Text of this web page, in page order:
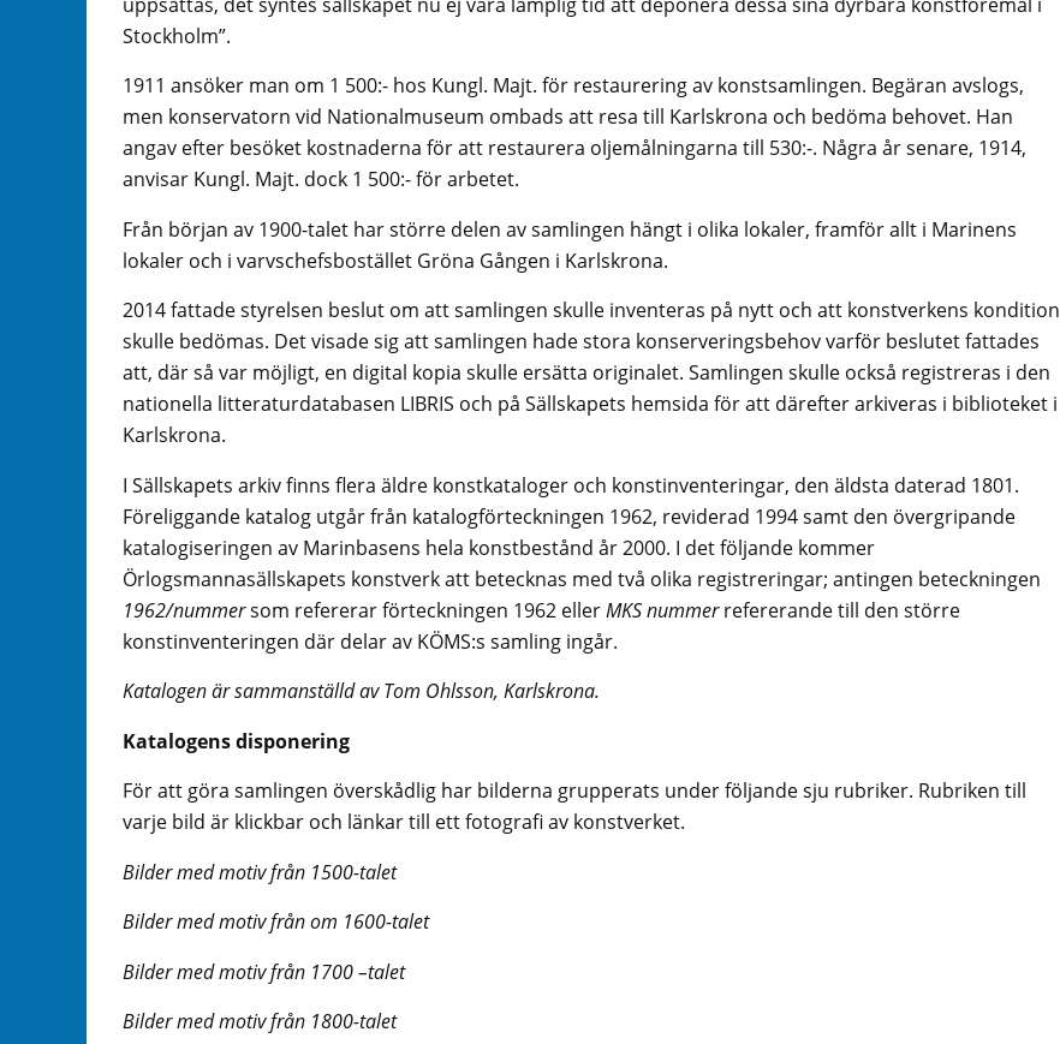
Stockholm”.
1911 ansöker man om 1 500:- hos Kungl. Majt. för restaurering av konstsamlingen. Begäran avslogs,
men konservatorn vid Nationalmuseum ombads att resa till Karlskrona och bedöma behovet. Han
angav efter besöket kostnaderna för att restaurera oljemålningarna till 530:-. Några år senare, 1914,
anvisar Kungl. Majt. dock 1 500:- för arbetet.
Från början av 1900-talet har större delen av samlingen hängt i olika lokaler, framför allt i Marinens
lokaler och i varvschefsbostället Gröna Gången i Karlskrona.
2014 fattade styrelsen beslut om att samlingen skulle inventeras på nytt och att konstverkens kondition
skulle bedömas. Det visade sig att samlingen hade stora konserveringsbehov varför beslutet fattades
att, där så var möjligt, en digital kopia skulle ersätta originalet. Samlingen skulle också registreras i den
nationella litteraturdatabasen LIBRIS och på Sällskapets hemsida för att därefter arkiveras i biblioteket i
Karlskrona.
I Sällskapets arkiv finns flera äldre konstkataloger och konstinventeringar, den äldsta daterad 1801.
Föreliggande katalog utgår från katalogförteckningen 1962, reviderad 1994 samt den övergripande
katalogiseringen av Marinbasens hela konstbestånd år 2000. I det följande kommer
Örlogsmannasällskapets konstverk att betecknas med två olika registreringar; antingen beteckningen
1962/nummersom refererar förteckningen 1962 ellerMKSnummerrefererande till den större
konstinventeringen där delar av KÖMS:s samling ingår.
Katalogen är sammanställd av Tom Ohlsson, Karlskrona.
Katalogens disponering
För att göra samlingen överskådlig har bilderna grupperats under följande sju rubriker. Rubriken till
varje bild är klickbar och länkar till ett fotografi av konstverket.
Bilder med motiv från 1500-talet
Bilder med motiv från om 1600-talet
Bilder med motiv från 1700 –talet
Bilder med motiv från 1800-talet